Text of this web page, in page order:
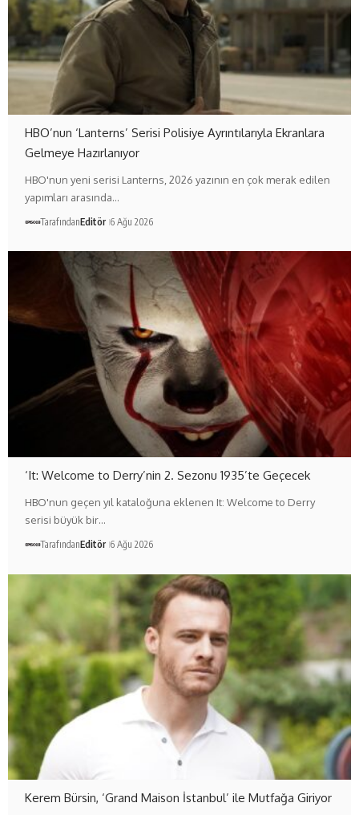
HBO’nun ‘Lanterns’ Serisi Polisiye Ayrıntılarıyla Ekranlara
Gelmeye Hazırlanıyor
HBO'nun yeni serisi Lanterns, 2026 yazının en çok merak edilen
yapımları arasında…
TarafındanEditör 6 Ağu 2026
‘It: Welcome to Derry’nin 2. Sezonu 1935’te Geçecek
HBO'nun geçen yıl kataloğuna eklenen It: Welcome to Derry
serisi büyük bir…
TarafındanEditör 6 Ağu 2026
Kerem Bürsin, ‘Grand Maison İstanbul’ ile Mutfağa Giriyor